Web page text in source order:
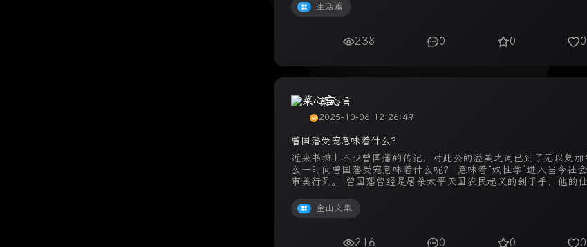
生活篇
238 0 0 0
菜心言
2025-10-06 12:26:49
曾国藩受宠意味着什么？
近来书摊上不少曾国藩的传记，对此公的溢美之词已到了无以复
么一时间曾国藩受宠意味着什么呢？ 意味着“奴性学”进入当今社
审美行列。 曾国藩曾经是屠杀太平天国农民起义的刽子手，他的
金山文集
216 0 0 0